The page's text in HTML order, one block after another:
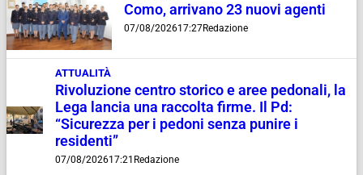
Como, arrivano 23 nuovi agenti
07/08/202617:27Redazione
ATTUALITÀ
Rivoluzione centro storico e aree pedonali, la
Lega lancia una raccolta firme. Il Pd:
“Sicurezza per i pedoni senza punire i
residenti”
07/08/202617:21 Redazione